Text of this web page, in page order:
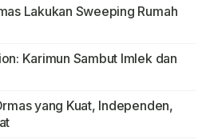
Lakukan Sweeping Rumah
Karimun Sambut Imlek dan
yang Kuat, Independen,